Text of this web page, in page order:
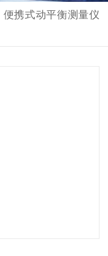
便携式动平衡测量仪